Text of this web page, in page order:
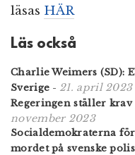
läsas HÄR
Läs också
Charlie Weimers (SD):
Sverige - 21. april 2023
Regeringen ställer krav
november 2023
Socialdemokraterna
mordet på svenske